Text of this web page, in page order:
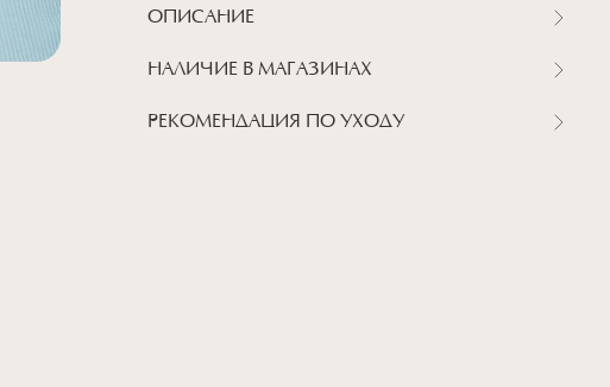
ОПИСАНИЕ
НАЛИЧИЕ В МАГАЗИНАХ
РЕКОМЕНДАЦИЯ ПО УХОДУ